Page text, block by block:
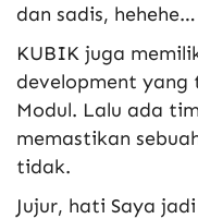
dan sadis, hehehe…
KUBIK juga
development yang
Modul. Lalu ada
memastikan
tidak.
Jujur, hati Saya